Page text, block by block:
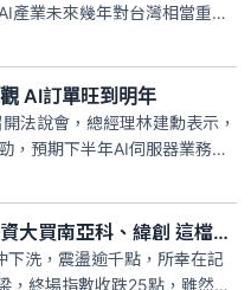
產業未來幾年對台灣相當重
導體到系統整合的完整供應鏈
「全世界不可替代」的重要力
算力中心布局，將對區域企業
AI訂單旺到明年
法說會，總經理林建勳表示，
，預期下半年AI伺服器業務仍
從目前客戶提供的預測來看，
經看得到，除了既有客戶持續
企業級、雲端服務供應商
下半年及明年營運維持樂觀看
台股震盪千點！外資大買南亞科、緯創 這檔一出手就敲2.87萬張最搶手
下洗，震盪逾千點，所幸在記
，終場指數收跌25點，雖然外